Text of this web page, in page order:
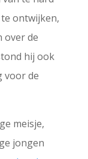
ontwijken,
over de
hij ook
voor de
meisje,
jongen